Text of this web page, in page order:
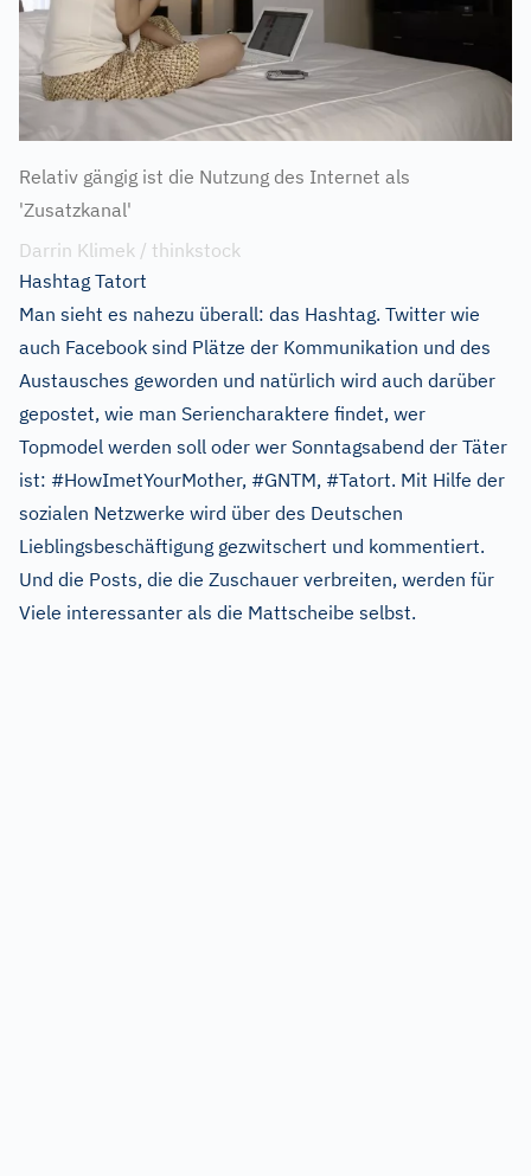
Relativ gängig ist die Nutzung des Internet als
'Zusatzkanal'
Darrin Klimek / thinkstock
Hashtag Tatort
Man sieht es nahezu überall: das Hashtag. Twitter wie
auch Facebook sind Plätze der Kommunikation und des
Austausches geworden und natürlich wird auch darüber
gepostet, wie man Seriencharaktere findet, wer
Topmodel werden soll oder wer Sonntagsabend der Täter
ist: #HowImetYourMother, #GNTM, #Tatort. Mit Hilfe der
sozialen Netzwerke wird über des Deutschen
Lieblingsbeschäftigung gezwitschert und kommentiert.
Und die Posts, die die Zuschauer verbreiten, werden für
Viele interessanter als die Mattscheibe selbst.